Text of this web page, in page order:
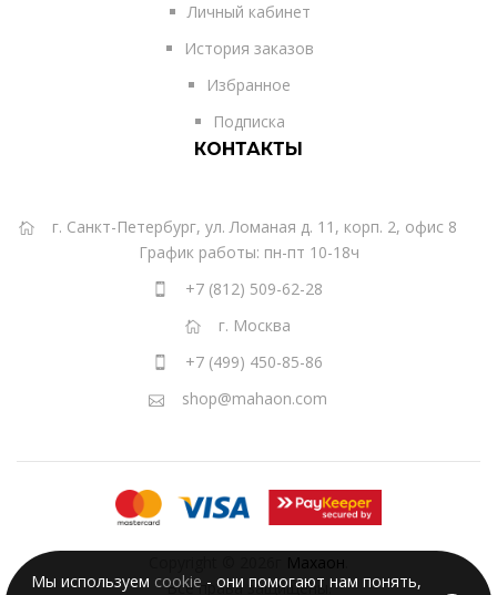
Личный кабинет
История заказов
Избранное
Подписка
КОНТАКТЫ
г. Санкт-Петербург, ул. Ломаная д. 11, корп. 2, офис 8
График работы: пн-пт 10-18ч
+7 (812) 509-62-28
г. Москва
+7 (499) 450-85-86
shop@mahaon.com
Махаон
Все права защищены.
Мы используем cookie - они помогают нам понять,